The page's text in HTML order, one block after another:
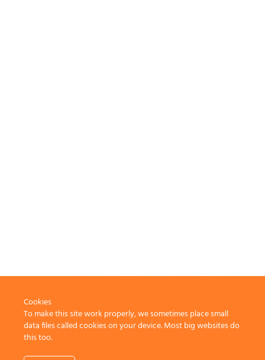
Cookies
To make this site work properly, we sometimes place small
data files called cookies on your device. Most big websites do
this too.